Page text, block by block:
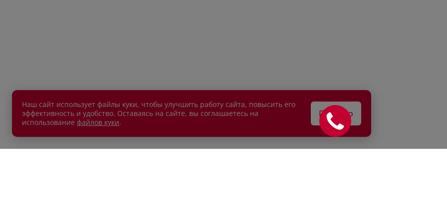
Наш сайт использует файлы куки, чтобы улучшить работу сайта, повысить его
эффективность и удобство. Оставаясь на сайте, вы соглашаетесь на
использование файлов куки.
Понятно